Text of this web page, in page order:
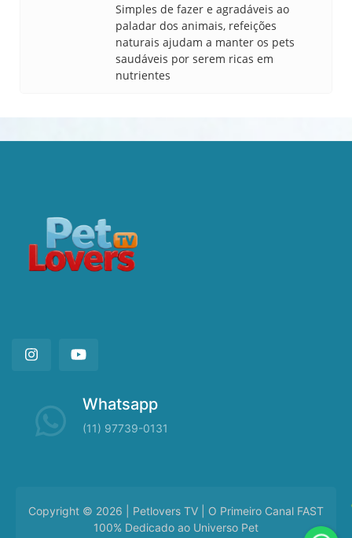
Simples de fazer e agradáveis ao
paladar dos animais, refeições
naturais ajudam a manter os pets
saudáveis por serem ricas em
nutrientes
Whatsapp
(11) 97739-0131
Copyright © 2026 | Petlovers TV | O Primeiro Canal FAST
100% Dedicado ao Universo Pet